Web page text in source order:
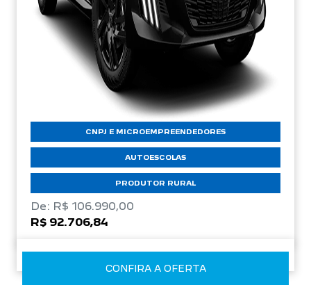
CNPJ E MICROEMPREENDEDORES
AUTOESCOLAS
PRODUTOR RURAL
De: R$ 106.990,00
R$ 92.706,84
CONFIRA A OFERTA